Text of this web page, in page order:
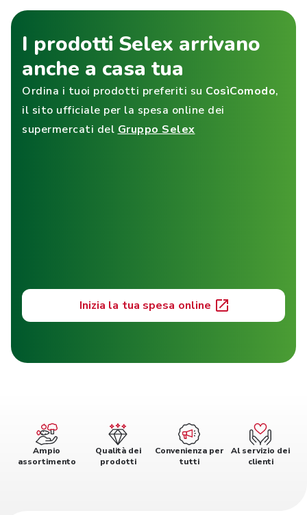
I prodotti Selex arrivano
anche a casa tua
Ordina i tuoi prodotti preferiti su CosìComodo,
il sito ufficiale per la spesa online dei
supermercati del Gruppo Selex
Inizia la tua spesa online
Ampio
assortimento
Qualità dei
prodotti
Convenienza per
tutti
Al servizio dei
clienti